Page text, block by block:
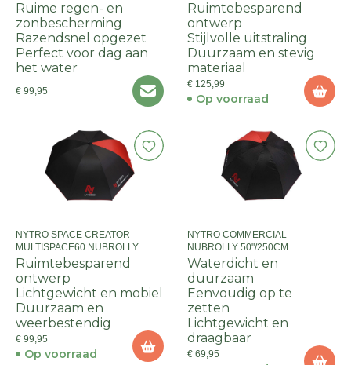
Ruime regen- en
zonbescherming
Razendsnel opgezet
Perfect voor dag aan
het water
€ 99,95
Ruimtebesparend
ontwerp
Stijlvolle uitstraling
Duurzaam en stevig
materiaal
€ 125,99
Op voorraad
NYTRO SPACE CREATOR
MULTISPACE60 NUBROLLY
300CM
Ruimtebesparend
ontwerp
Lichtgewicht en mobiel
Duurzaam en
weerbestendig
€ 99,95
Op voorraad
NYTRO COMMERCIAL
NUBROLLY 50"/250CM
Waterdicht en
duurzaam
Eenvoudig op te
zetten
Lichtgewicht en
draagbaar
€ 69,95